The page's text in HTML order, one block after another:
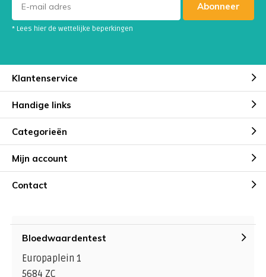
Abonneer
* Lees hier de wettelijke beperkingen
Klantenservice
Handige links
Categorieën
Mijn account
Contact
Bloedwaardentest
Europaplein 1
5684 ZC